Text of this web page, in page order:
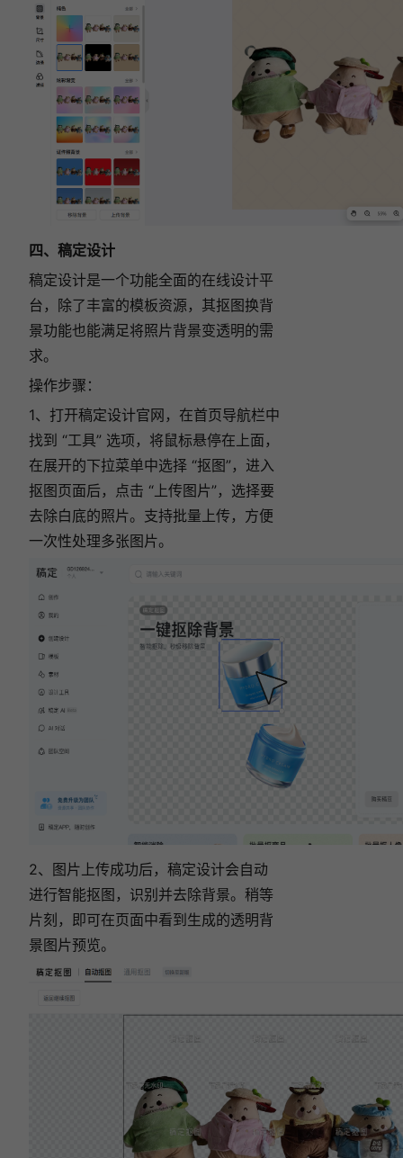
四、稿定设计
稿定设计是一个功能全面的在线设计平
台，除了丰富的模板资源，其抠图换背
景功能也能满足将照片背景变透明的需
求。
操作步骤：
1、打开稿定设计官网，在首页导航栏中
找到 “工具” 选项，将鼠标悬停在上面，
在展开的下拉菜单中选择 “抠图”， 进入
抠图页面后，点击 “上传图片”，选择要
去除白底的照片。支持批量上传，方便
一次性处理多张图片。
2、图片上传成功后，稿定设计会自动
进行智能抠图，识别并去除背景。稍等
片刻，即可在页面中看到生成的透明背
景图片预览。